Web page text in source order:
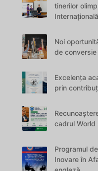
tinerilor
Noi
de
Excelența
prin
cadrul
Programul
Inovare în